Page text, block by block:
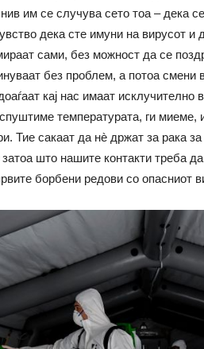
им се случува сето тоа – дека
дека сте имуни на вирусот и
сами, без можност да се
без проблем, а потоа смени
кај нас имаат исклучително
температурата, ги миеме,
Тие сакаат да нè држат за рака
што нашите контакти треба
борбени редови со опасниот